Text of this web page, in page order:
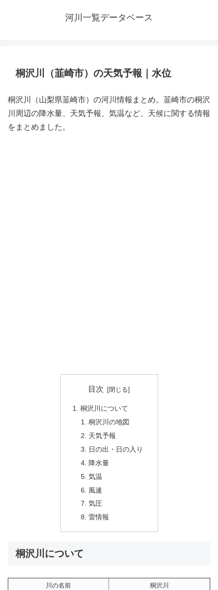
河川一覧データベース
桐沢川（韮崎市）の天気予報｜水位
桐沢川（山梨県韮崎市）の河川情報まとめ。韮崎市の桐沢
川周辺の降水量、天気予報、気温など、天候に関する情報
をまとめました。
目次
桐沢川について
桐沢川の地図
天気予報
日の出・日の入り
降水量
気温
風速
気圧
雷情報
桐沢川について
川の名前
桐沢川